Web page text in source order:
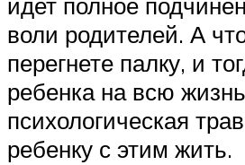
идет полное
воли родителей. А
перегнете палку, и
ребенка на всю
психологическая
ребенку с этим жить.